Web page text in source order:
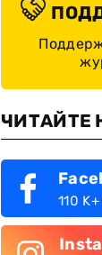
ЧИТАЙТЕ
110